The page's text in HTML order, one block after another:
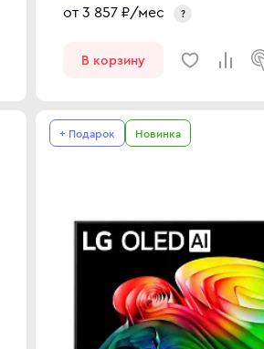
от 3 857 ₽/мес ?
В корзину
+ Подарок Новинка